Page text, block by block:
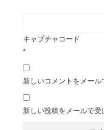
キャプチャコード
*
新しいコメントをメール
新しい投稿をメールで受